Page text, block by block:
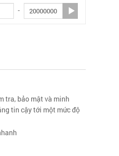
-
tra, bảo mật và minh
tin cậy tới một mức độ